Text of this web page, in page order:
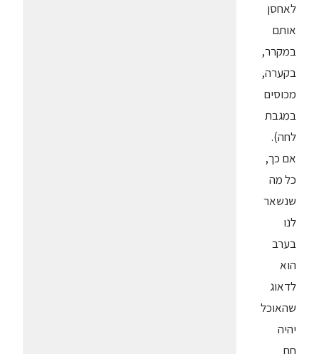
לאחסן
אותם
במקרר,
בקערה,
מכוסים
במגבת
לחה).
אם כך,
כל מה
שנשאר
לנו
בערב
הוא
לדאוג
שהאוכל
יהיה
חם